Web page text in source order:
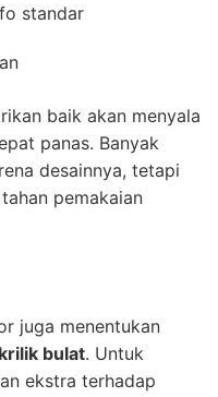
standar
baik akan menyala
panas. Banyak
desainnya, tetapi
pemakaian
juga menentukan
bulat. Untuk
ekstra terhadap